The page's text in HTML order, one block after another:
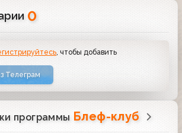
0
, чтобы добавить
Телеграм
программы Блеф-клуб